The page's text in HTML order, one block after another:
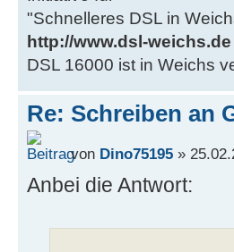
"Schnelleres DSL in
http://www.dsl-weichs.de
DSL 16000 ist in Weichs
Re: Schreiben an
von Dino75195 »
Anbei die Antwort: